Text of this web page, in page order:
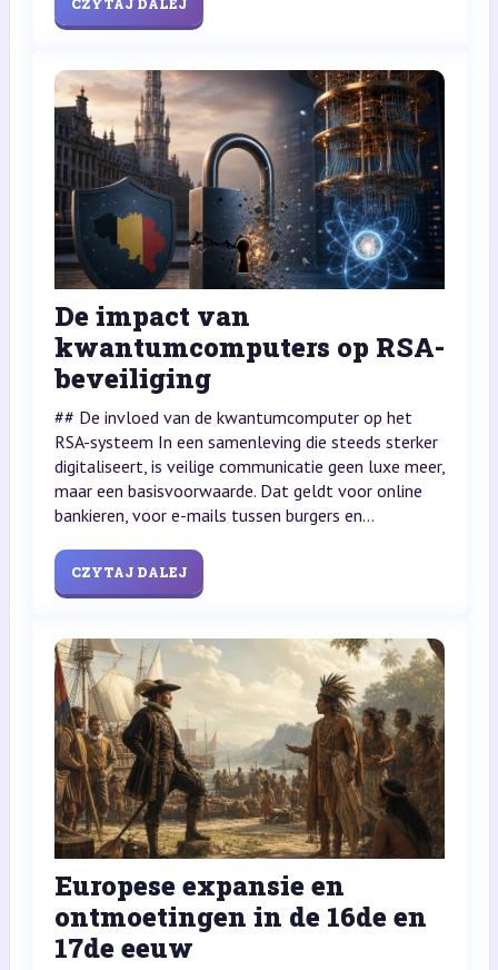
De impact van
kwantumcomputers op RSA-
beveiliging
## De invloed van de kwantumcomputer op het
RSA-systeem In een samenleving die steeds sterker
digitaliseert, is veilige communicatie geen luxe meer,
maar een basisvoorwaarde. Dat geldt voor online
bankieren, voor e-mails tussen burgers en...
CZYTAJ DALEJ
Europese expansie en
ontmoetingen in de 16de en
17de eeuw